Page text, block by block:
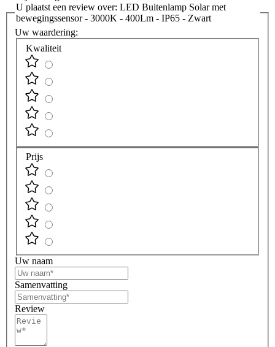
U plaatst een review over: LED Buitenlamp Solar met
bewegingssensor - 3000K - 400Lm - IP65 - Zwart
Uw waardering:
Kwaliteit
Prijs
Uw naam
Samenvatting
Review